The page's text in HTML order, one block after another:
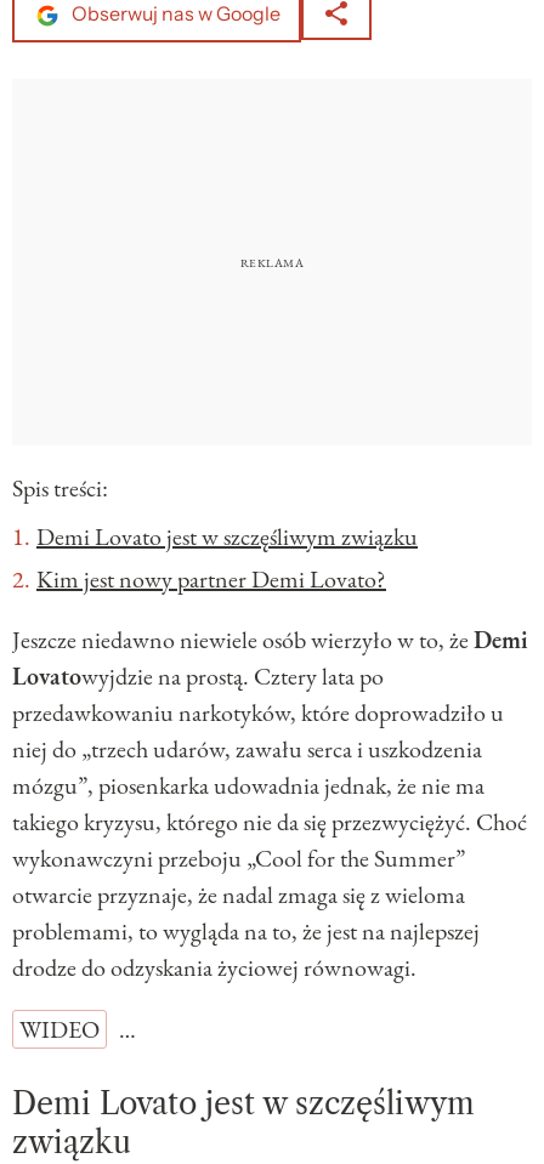
Obserwuj nas w Google
Spis treści:
Demi Lovato jest w szczęśliwym związku
Kim jest nowy partner Demi Lovato?
Jeszcze niedawno niewiele osób wierzyło w to, żeDemi
Lovatowyjdzie na prostą. Cztery lata po
przedawkowaniu narkotyków, które doprowadziło u
niej do „trzech udarów, zawału serca i uszkodzenia
mózgu”, piosenkarka udowadnia jednak, że nie ma
takiego kryzysu, którego nie da się przezwyciężyć. Choć
wykonawczyni przeboju „Cool for the Summer”
otwarcie przyznaje, że nadal zmaga się z wieloma
problemami, to wygląda na to, że jest na najlepszej
drodze do odzyskania życiowej równowagi.
WIDEO
…
Demi Lovato jest w szczęśliwym
związku